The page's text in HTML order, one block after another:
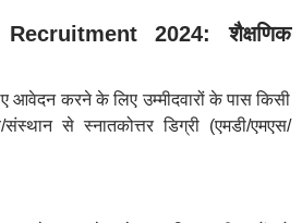
2024: शैक्षणिक
आवेदन करने के लिए उम्मीदवारों के पास किसी
संस्थान से स्नातकोत्तर डिग्री (एमडी/एमएस/